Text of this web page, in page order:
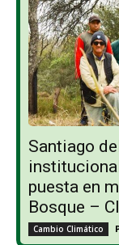
Santiago
puesta en
Bosque –
Cambio Climático